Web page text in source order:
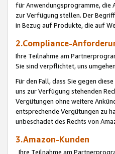
für Anwendungsprogramme, die
zur Verfügung stellen. Der
in Bezug auf Produkte, die auf
2.Compliance-
Ihre Teilnahme am
Sie sind verpflichtet, uns
Für den Fall, dass Sie gegen
uns zur Verfügung stehenden
Vergütungen ohne weitere
entsprechende Vergütungen zu
unbeschadet des Rechts von
3.Amazon-Kunden
Ihre Teilnahme am